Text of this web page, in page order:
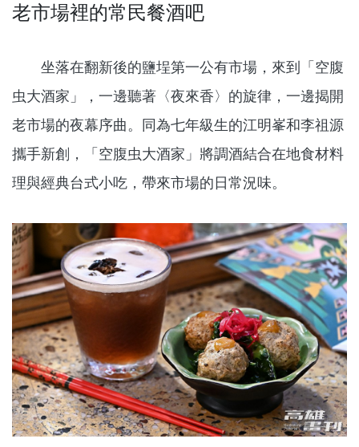
老市場裡的常民餐酒吧
坐落在翻新後的鹽埕第一公有市場，來到「空腹
虫大酒家」，一邊聽著〈夜來香〉的旋律，一邊揭開
老市場的夜幕序曲。同為七年級生的江明峯和李祖源
攜手新創，「空腹虫大酒家」將調酒結合在地食材料
理與經典台式小吃，帶來市場的日常況味。